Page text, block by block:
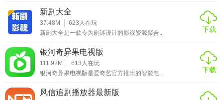
5. 设置观影提醒：对于正在追的电视剧，可以设置观影提醒
功能，当有新剧集更新时，平台会及时通知用户，确保不会
错过任何一集。
【晚秋影院电视剧免费资源点评】
晚秋影院以其丰富的免费电视剧资源、高清的画质、便捷的
新剧大全
37.48M 623 人在玩
新剧大全是一款专为剧迷设计的影视资源聚合...
下载
银河奇异果电视版
111.92M 613 人在玩
银河奇异果电视版是爱奇艺官方推出的智能电...
下载
风信追剧播放器最新版